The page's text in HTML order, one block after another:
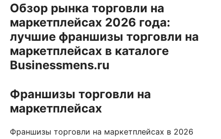
Обзор рынка торговли на
маркетплейсах 2026 года:
лучшие франшизы торговли на
маркетплейсах в каталоге
Businessmens.ru
Франшизы торговли на
маркетплейсах
Франшизы торговли на маркетплейсах в 2026